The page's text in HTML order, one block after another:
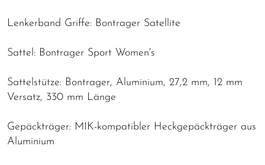
Lenkerband Griffe: Bontrager Satellite
Sattel: Bontrager Sport Women's
Sattelstütze: Bontrager, Aluminium, 27,2 mm, 12 mm
Versatz, 330 mm Länge
Gepäckträger: MIK-kompatibler Heckgepäckträger aus
Aluminium